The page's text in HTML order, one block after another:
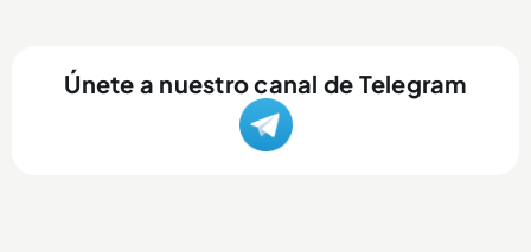
Únete a nuestro canal de Telegram